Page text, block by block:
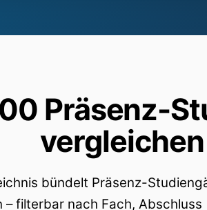
Präsenz-
vergleichen
bündelt Präsenz-
– filterbar nach Fach, Abschluss